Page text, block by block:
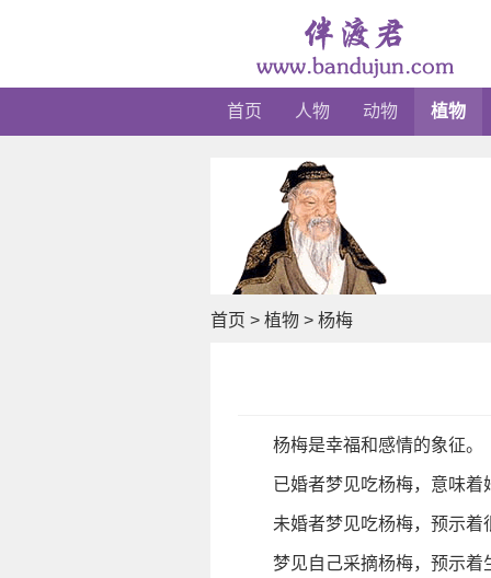
首页 人物 动物 植物
首页 > 植物 > 杨梅
杨梅是幸福和感情的象征。
已婚者梦见吃杨梅，意味
未婚者梦见吃杨梅，预示
梦见自己采摘杨梅，预示着